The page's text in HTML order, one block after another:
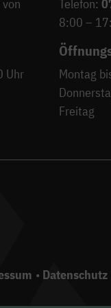
Uhr
Telefon:
8:00 –
Montag
Freitag
Datenschutz